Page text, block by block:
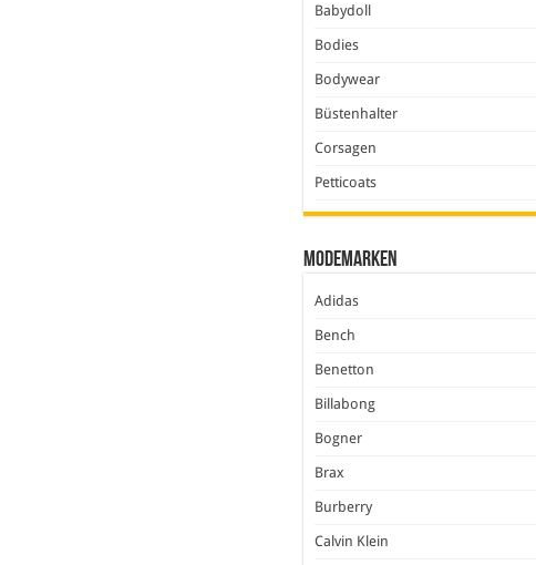
Babydoll
Bodies
Bodywear
Büstenhalter
Corsagen
Petticoats
Modemarken
Adidas
Bench
Benetton
Billabong
Bogner
Brax
Burberry
Calvin Klein